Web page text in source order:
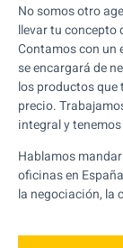
No somos otro
llevar tu concepto
Contamos con un
se encargará de
los productos que
precio.
integral y
Hablamos
oficinas en
la negociación, la